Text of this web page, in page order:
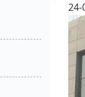
24-